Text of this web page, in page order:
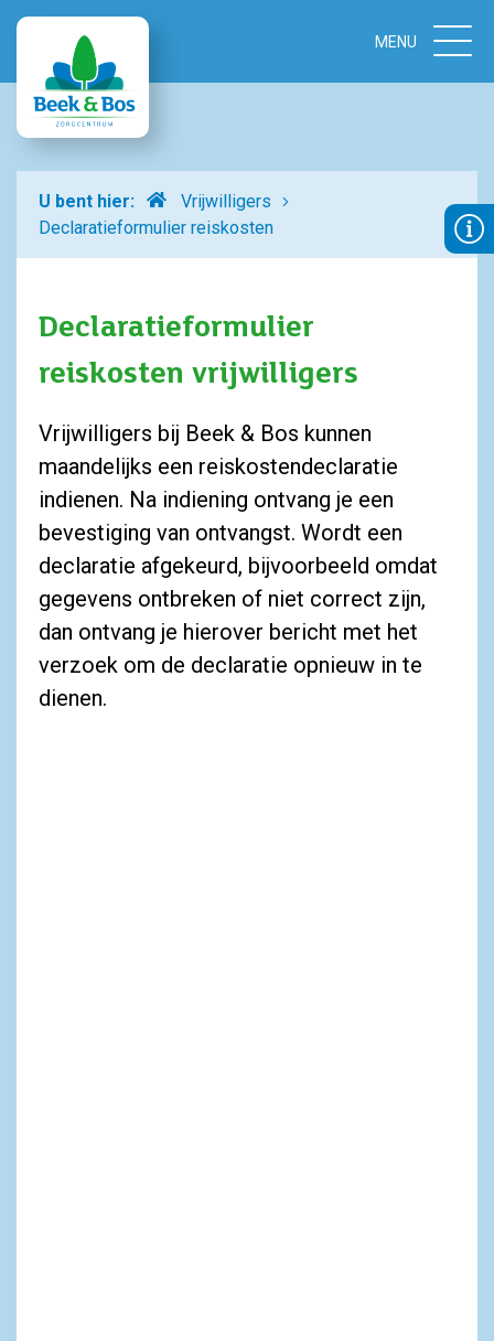
U bent hier:
Home
Vrijwilligers
Declaratieformulier reiskosten
Declaratieformulier
reiskosten vrijwilligers
Vrijwilligers bij Beek & Bos kunnen
maandelijks een reiskostendeclaratie
indienen. Na indiening ontvang je een
bevestiging van ontvangst. Wordt een
declaratie afgekeurd, bijvoorbeeld omdat
gegevens ontbreken of niet correct zijn,
dan ontvang je hierover bericht met het
verzoek om de declaratie opnieuw in te
dienen.